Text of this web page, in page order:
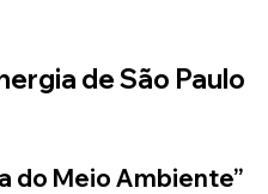
de São Paulo
do Meio Ambiente”